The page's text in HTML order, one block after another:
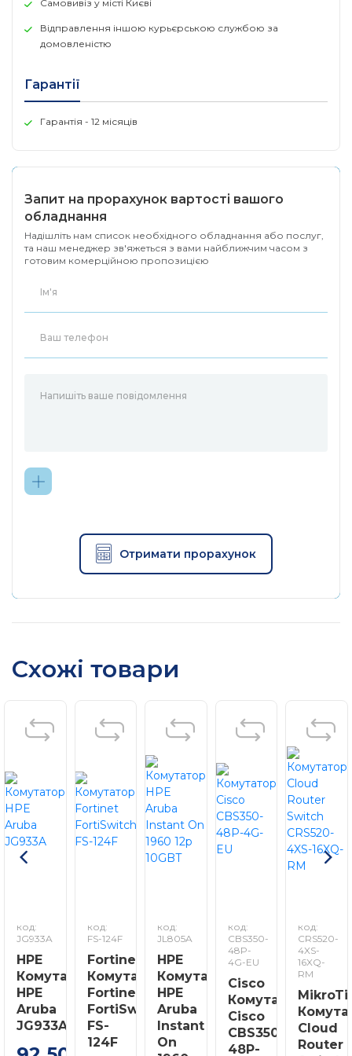
Розміри 320 x 185 x 44 мм
Діапазон температур
Самовивіз у місті Києві
Відправлення іншою курьєрською службою за
домовленістю
Гарантії
Гарантія - 12 місяців
Запит на прорахунок вартості вашого
обладнання
Надішліть нам список необхідного обладнання або послуг,
та наш менеджер зв'яжеться з вами найближчим часом з
готовим комерційною пропозицією
Отримати прорахунок
Схожі товари
код:
JG933A
HPE
Комутатор
HPE
Aruba
JG933A
код:
FS-124F
Fortinet
Комутатор
Fortinet
FortiSwitch
FS-
124F
код:
JL805A
HPE
Комутатор
HPE
Aruba
Instant
On
код:
CBS350-
48P-
4G-EU
Cisco
Комутатор
Cisco
CBS350-
48P-
код:
CRS520-
4XS-
16XQ-
RM
Cloud
Router